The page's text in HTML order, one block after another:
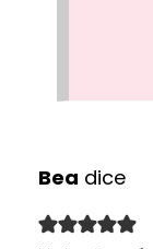
Bea dice